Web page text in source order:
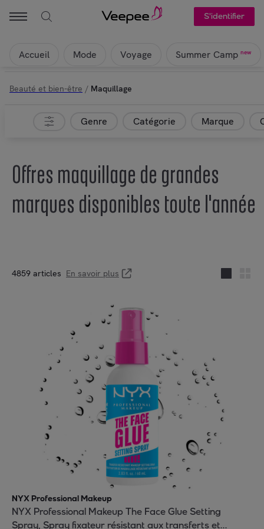
S'identifier
Accueil Mode Voyage Summer Camp new
Beauté et bien-être / Maquillage
Genre Catégorie Marque
Offres maquillage de grandes
marques disponibles toute l'année
4859 articles En savoir plus
NYX Professional Makeup
NYX Professional Makeup The Face Glue Setting
Spray, Spray fixateur résistant aux transferts et